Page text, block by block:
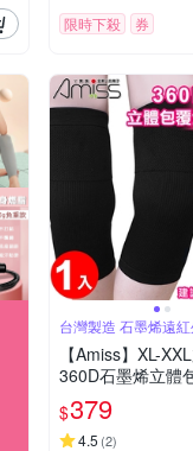
限時下殺 券
台灣製造 石墨烯遠
【Amiss】XL-
360D石墨烯立體
護膝(護套 護膝 膝
動護膝/1601-6XL)
$379
4.5 (2)